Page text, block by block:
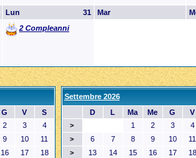
31
Lun
2 Compleanni
Mar
G V S
2 3 4
9 10 11
16 17 18
Settembre 2026
D
L Ma Me G V
> 1 2 3 4
> 6 7 8 9 10 11
> 13 14 15 16 17 18